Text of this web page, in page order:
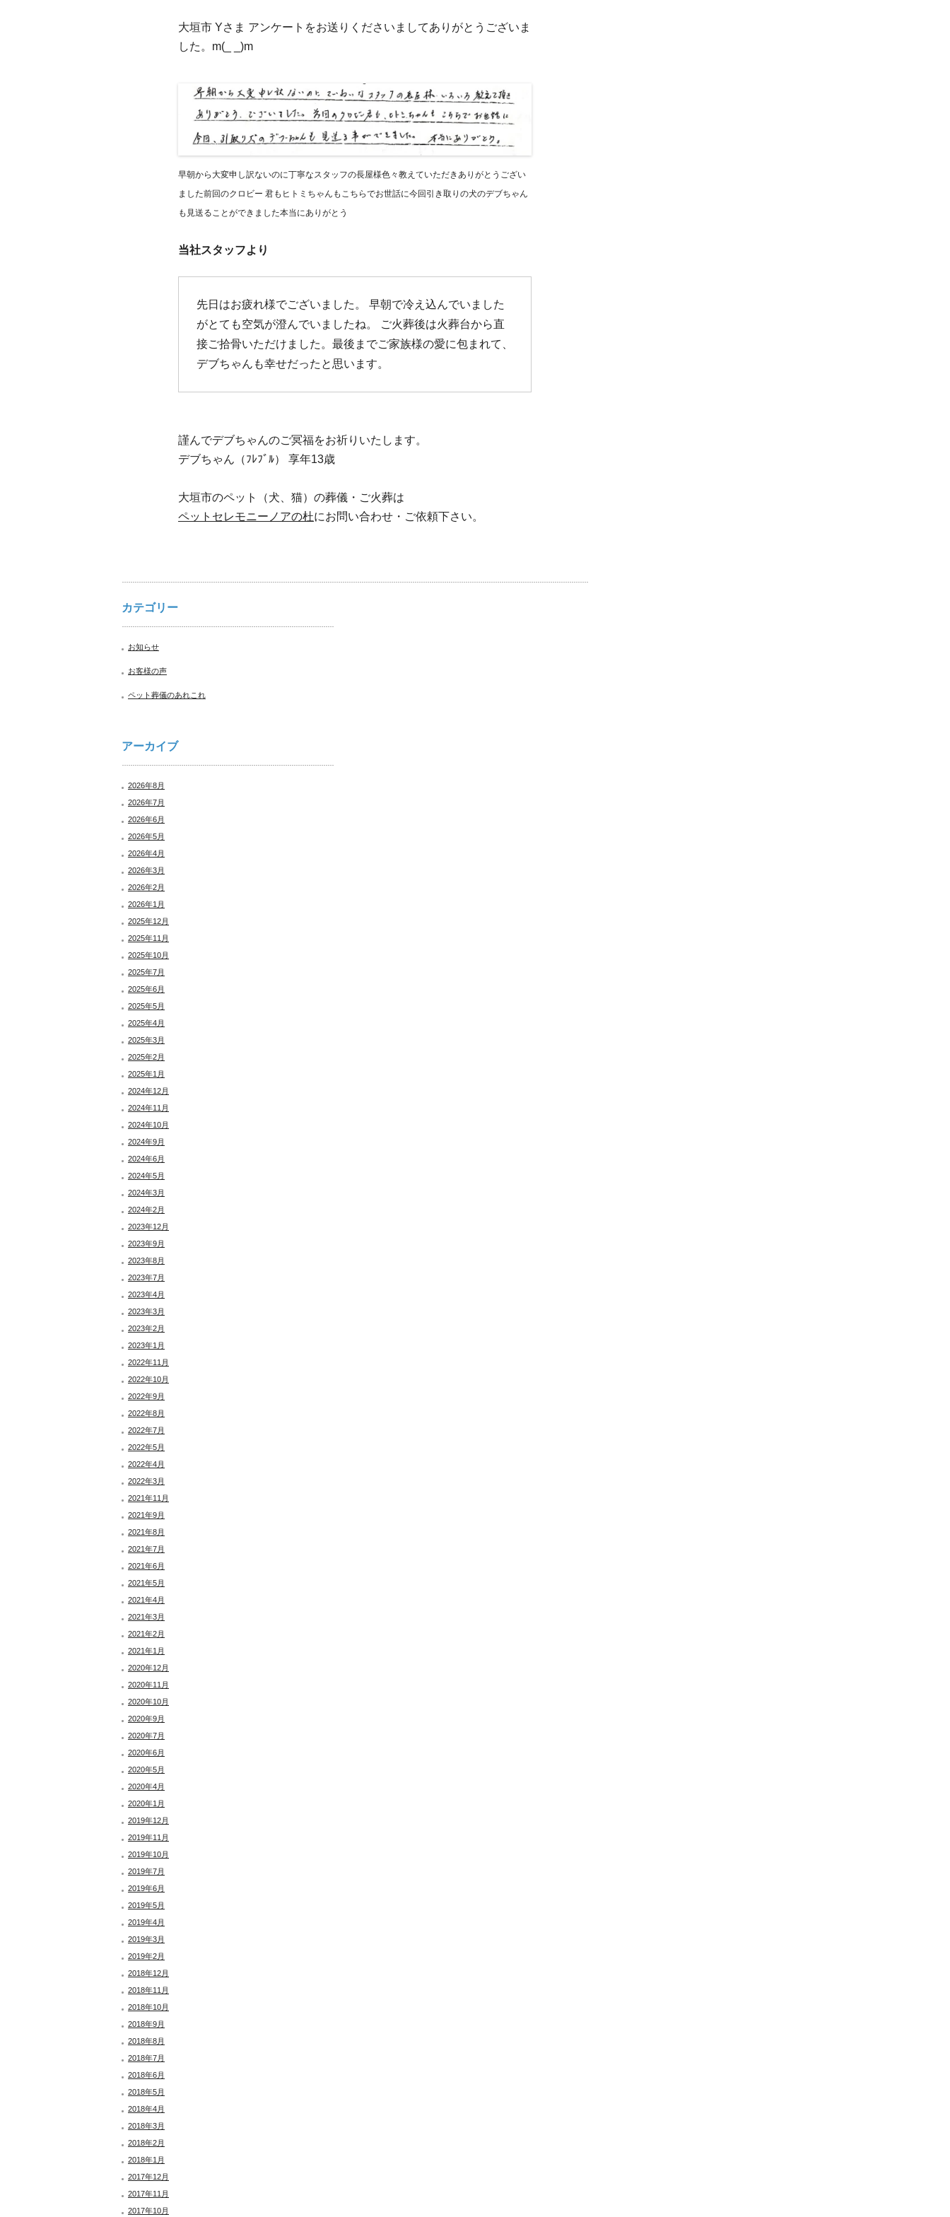
大垣市 Yさま アンケートをお送りくださいましてありがとうございま
した。m(_ _)m
早朝から大変申し訳ないのに丁寧なスタッフの長屋様色々教えていただきありがとうござい
ました前回のクロビー 君もヒトミちゃんもこちらでお世話に今回引き取りの犬のデブちゃん
も見送ることができました本当にありがとう
当社スタッフより
先日はお疲れ様でございました。 早朝で冷え込んでいました
がとても空気が澄んでいましたね。 ご火葬後は火葬台から直
接ご拾骨いただけました。最後までご家族様の愛に包まれて、
デブちゃんも幸せだったと思います。
謹んでデブちゃんのご冥福をお祈りいたします。
デブちゃん（ﾌﾚﾌﾞﾙ） 享年13歳
大垣市のペット（犬、猫）の葬儀・ご火葬は
ペットセレモニーノアの杜にお問い合わせ・ご依頼下さい。
カテゴリー
お知らせ
お客様の声
ペット葬儀のあれこれ
アーカイブ
2026年8月
2026年7月
2026年6月
2026年5月
2026年4月
2026年3月
2026年2月
2026年1月
2025年12月
2025年11月
2025年10月
2025年7月
2025年6月
2025年5月
2025年4月
2025年3月
2025年2月
2025年1月
2024年12月
2024年11月
2024年10月
2024年9月
2024年6月
2024年5月
2024年3月
2024年2月
2023年12月
2023年9月
2023年8月
2023年7月
2023年4月
2023年3月
2023年2月
2023年1月
2022年11月
2022年10月
2022年9月
2022年8月
2022年7月
2022年5月
2022年4月
2022年3月
2021年11月
2021年9月
2021年8月
2021年7月
2021年6月
2021年5月
2021年4月
2021年3月
2021年2月
2021年1月
2020年12月
2020年11月
2020年10月
2020年9月
2020年7月
2020年6月
2020年5月
2020年4月
2020年1月
2019年12月
2019年11月
2019年10月
2019年7月
2019年6月
2019年5月
2019年4月
2019年3月
2019年2月
2018年12月
2018年11月
2018年10月
2018年9月
2018年8月
2018年7月
2018年6月
2018年5月
2018年4月
2018年3月
2018年2月
2018年1月
2017年12月
2017年11月
2017年10月